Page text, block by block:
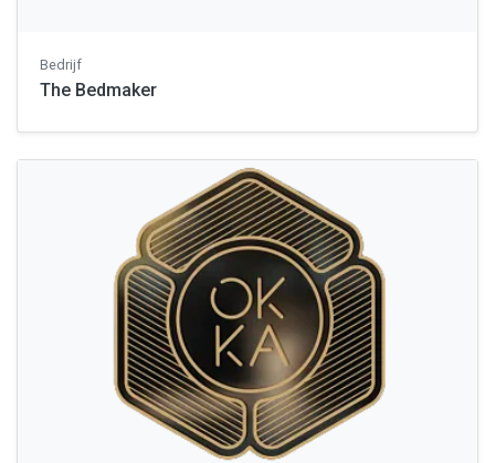
Bedrijf
The Bedmaker